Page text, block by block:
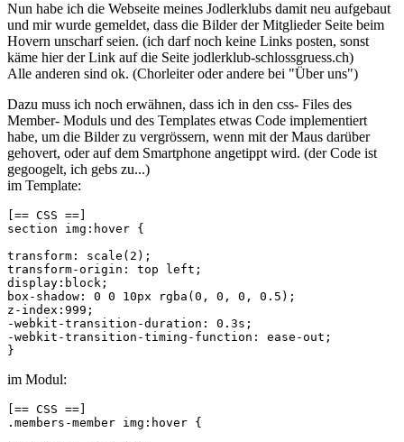
Nun habe ich die Webseite meines Jodlerklubs damit neu aufgebaut
und mir wurde gemeldet, dass die Bilder der Mitglieder Seite beim
Hovern unscharf seien. (ich darf noch keine Links posten, sonst
käme hier der Link auf die Seite jodlerklub-schlossgruess.ch)
Alle anderen sind ok. (Chorleiter oder andere bei "Über uns")
Dazu muss ich noch erwähnen, dass ich in den css- Files des
Member- Moduls und des Templates etwas Code implementiert
habe, um die Bilder zu vergrössern, wenn mit der Maus darüber
gehovert, oder auf dem Smartphone angetippt wird. (der Code ist
gegoogelt, ich gebs zu...)
im Template:
[== CSS ==]
section img:hover {
transform: scale(2);
transform-origin: top left;
display:block;
box-shadow: 0 0 10px rgba(0, 0, 0, 0.5);
z-index:999;
-webkit-transition-duration: 0.3s;
-webkit-transition-timing-function: ease-out;
}
im Modul:
[== CSS ==]
.members-member img:hover {